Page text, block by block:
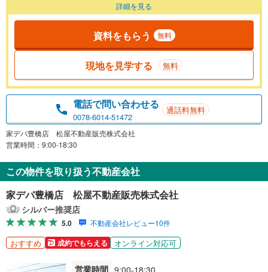
詳細を見る
資料をもらう 無料
現地を見学する 無料
電話で問い合わせる
0078-6014-51472
通話料無料
家デパ豊橋店 松屋不動産販売株式会社
営業時間：9:00-18:30
この物件を取り扱う不動産会社
家デパ豊橋店 松屋不動産販売株式会社
シルバー推奨店
5.0 不動産会社レビュー10件
おすすめ 成約でもらえる オンライン対応可
営業時間